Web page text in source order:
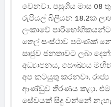
වෙනවා. පසුගිය මාස 08
රුපියල් බිලියන 18.2ක
ලංකාවේ
තෙල් සංස්ථාව පමණක්
ඍජුව ජනතාවට ලබා
අධ්‍යාපනය, සෞඛ්‍යය
අප කටයුතු කරනවා.
ආණ්ඩුව තීරණය කළා.
සේවයක් සිදු වන්නේ